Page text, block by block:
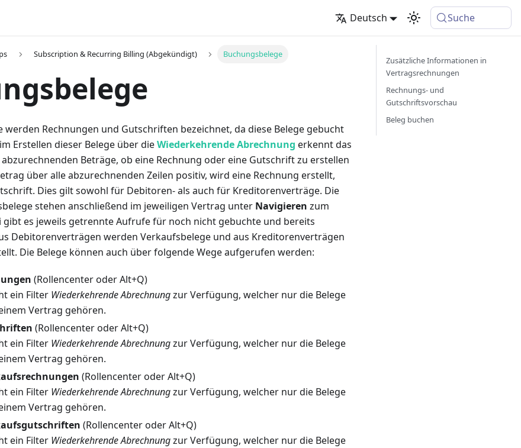
Deutsch Suche
Subscription & Recurring Billing (Abgekündigt) Buchungsbelege
werden Rechnungen und Gutschriften bezeichnet, da diese Belege gebucht
Erstellen dieser Belege über dieWiederkehrende Abrechnung erkennt das
Beträge, ob eine Rechnung oder eine Gutschrift zu erstellen
über alle abzurechnenden Zeilen positiv, wird eine Rechnung erstellt,
Dies gilt sowohl für Debitoren- als auch für Kreditorenverträge. Die
stehen anschließend im jeweiligen Vertrag unter Navigieren zum
es jeweils getrennte Aufrufe für noch nicht gebuchte und bereits
Debitorenverträgen werden Verkaufsbelege und aus Kreditorenverträgen
Die Belege können auch über folgende Wege aufgerufen werden:
(Rollencenter oder Alt+Q)
ein Filter Wiederkehrende Abrechnungzur Verfügung, welcher nur die Belege
Vertrag gehören.
(Rollencenter oder Alt+Q)
ein Filter Wiederkehrende Abrechnungzur Verfügung, welcher nur die Belege
Vertrag gehören.
(Rollencenter oder Alt+Q)
ein Filter Wiederkehrende Abrechnungzur Verfügung, welcher nur die Belege
Vertrag gehören.
(Rollencenter oder Alt+Q)
ein Filter Wiederkehrende Abrechnungzur Verfügung, welcher nur die Belege
Zusätzliche Informationen in
Vertragsrechnungen
Rechnungs- und
Gutschriftsvorschau
Beleg buchen